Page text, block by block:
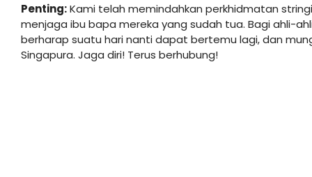
Penting:Kami telah memindahkan perkhidmatan
menjaga ibu bapa mereka yang sudah tua. Bagi ahli-
berharap suatu hari nanti dapat bertemu lagi, dan
Singapura. Jaga diri! Terus berhubung!